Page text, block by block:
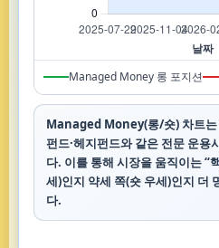
Managed Money 롱 포지션
Managed Money(롱/숏) 차트는
펀드·헤지펀드와 같은 전문 운용
다. 이를 통해 시장을 움직이는 “
세)인지 약세 쪽(숏 우세)인지 더
다.